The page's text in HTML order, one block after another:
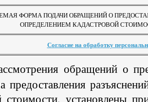
ФОРМА ПОДАЧИ ОБРАЩЕНИЙ О
ОПРЕДЕЛЕНИЕМ КАДАСТРОВОЙ
Согласие на обработку
обращений о
предоставления
стоимости, установлены